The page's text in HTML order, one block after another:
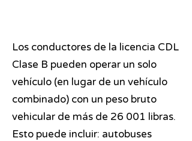
Los conductores de la licencia CDL
Clase B pueden operar un solo
vehículo (en lugar de un vehículo
combinado) con un peso bruto
vehicular de más de 26 001 libras.
Esto puede incluir: autobuses